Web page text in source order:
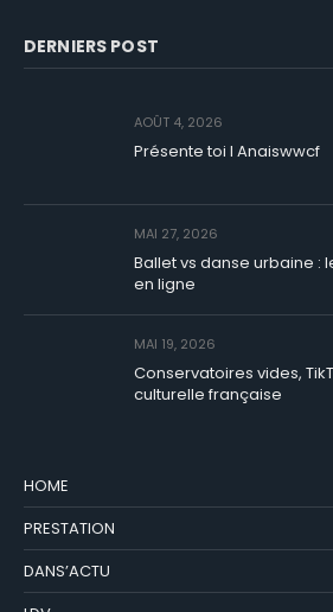
DERNIERS POST
AOÛT 4, 2026
Présente toi I Anaiswwcf
MAI 27, 2026
Ballet vs danse urbaine :
en ligne
MAI 19, 2026
Conservatoires vides,
culturelle française
HOME
PRESTATION
DANS’ACTU